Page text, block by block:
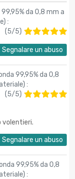
da 0,8 mm a
) :
(5/5)
Segnalare un abuso
99,95% da 0,8
) :
(5/5)
volentieri.
Segnalare un abuso
99,95% da 0,8
) :